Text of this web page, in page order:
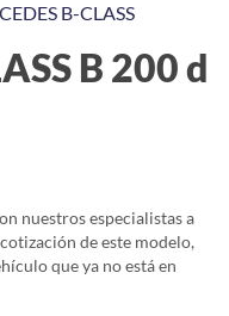
B-CLASS
B 200 d
nuestros especialistas a
de este modelo,
que ya no está en